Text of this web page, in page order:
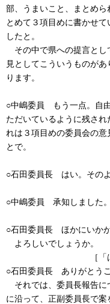
部、うまいこと、まとめ
とめて３項目めに書かせ
したと。
その中で県への提言とし
見としてこういうものが
ります。
○中嶋委員 もう一点。自
ただいているように残さ
れは３項目めの委員会の意
とで。
○石田委員長 はい。その
○中嶋委員 承知しました
○石田委員長 ほかにいかが
よろしいでしょうか。
［「はい」の
○石田委員長 ありがとうご
それでは、委員長報告に
に沿って、正副委員長で